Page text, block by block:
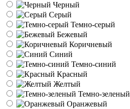
Черный
Серый
Темно-серый
Бежевый
Коричневый
Синий
Темно-синий
Красный
Желтый
Темно-зеленый
Оранжевый